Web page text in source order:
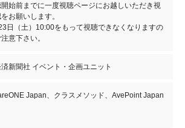
始前までに一度視聴ページにお越しいただき視
お願いします。
日（土）10:00をもって視聴できなくなりますの
意下さい。
済新聞社 イベント・企画ユニット
Japan、クラスメソッド、AvePoint Japan